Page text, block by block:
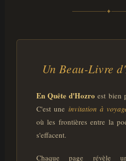
✦
Un Beau-Livre
En Quête d'Hozro est bien
C'est une invitation à
où les frontières entre la
s'effacent.
Chaque page révèle